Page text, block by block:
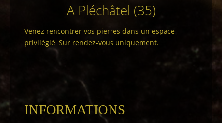
A Pléchâtel (35)
Venez rencontrer vos pierres dans un espace
privilégié. Sur rendez-vous uniquement.
INFORMATIONS